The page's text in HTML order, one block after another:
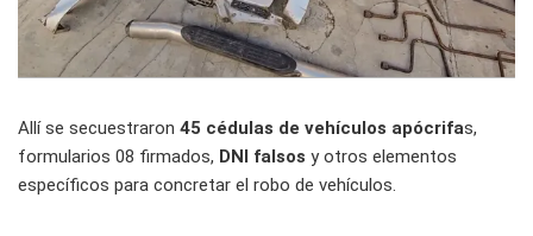
Allí se secuestraron 45 cédulas de vehículos apócrifas,
formularios 08 firmados, DNI falsos y otros elementos
específicos para concretar el robo de vehículos.